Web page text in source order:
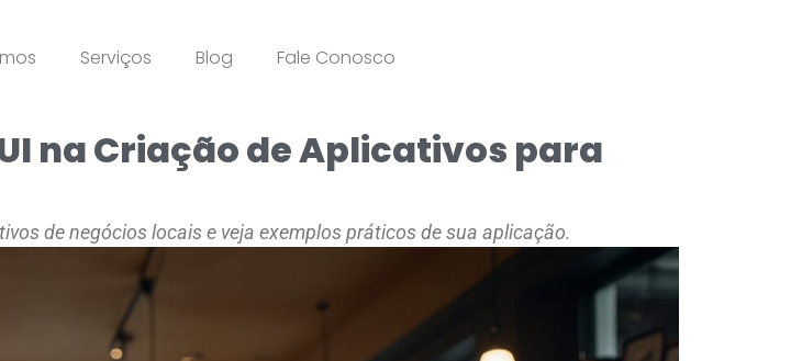
Serviços Blog Fale Conosco
na Criação de Aplicativos para
de negócios locais e veja exemplos práticos de sua aplicação.